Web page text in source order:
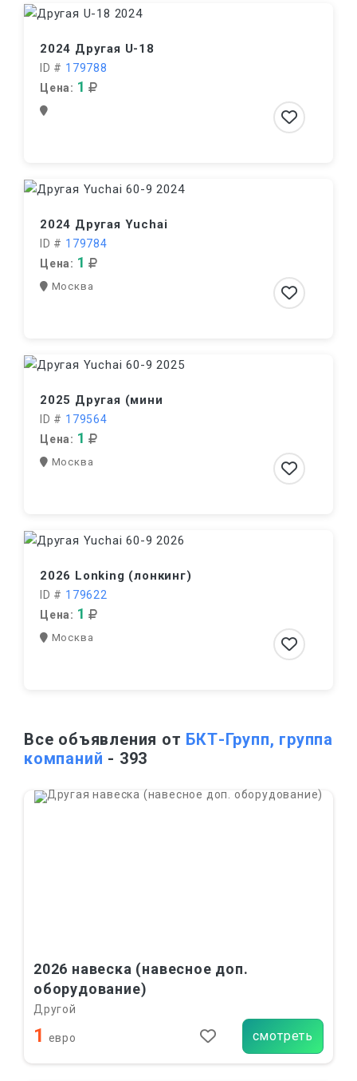
2024 Другая U-18
ID # 179788
Цена: 1
2024 Другая Yuchai
ID # 179784
Цена: 1
Москва
2025 Другая (мини
ID # 179564
Цена: 1
Москва
2026 Lonking (лонкинг)
ID # 179622
Цена: 1
Москва
Все объявления от БКТ-Групп, группа
компаний - 393
2026 навеска (навесное доп.
оборудование)
Другой
1 евро смотреть